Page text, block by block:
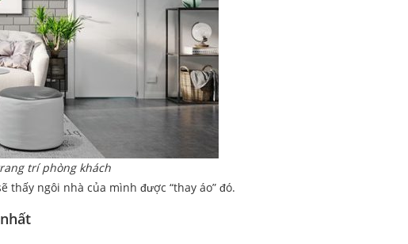
trí phòng khách
ngôi nhà của mình được “thay áo” đó.